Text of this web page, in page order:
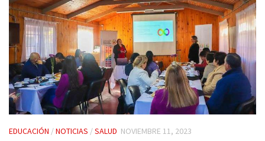
EDUCACIÓN /NOTICIAS /SALUD NOVIEMBRE 11, 2023